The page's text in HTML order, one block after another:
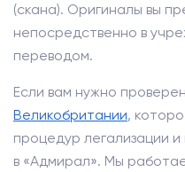
(скана). Оригиналы вы
непосредственно в
переводом.
Если вам нужно
Великобритании,
процедур легализации
в «Адмирал». Мы